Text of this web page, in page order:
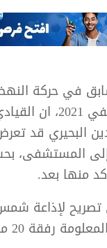
في حركة
اليوم الأحد 2
البحيري قد
المستشفى،
منها بعد.
لإذاعة
رفقة 20 محامي أخر.